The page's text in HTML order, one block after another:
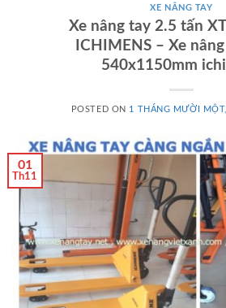
XE NÂNG TAY
Xe nâng tay 2.5 tấn
ICHIMENS – Xe
540x1150mm
POSTED ON 1 THÁNG MƯỜI
01
Th11